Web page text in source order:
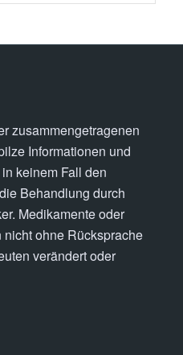
zusammengetragenen
Informationen und
keinem Fall den
Behandlung durch
Medikamente oder
ohne Rücksprache
verändert oder